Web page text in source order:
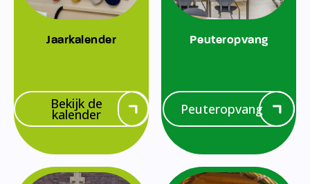
Jaarkalender
Bekijk de
kalender
Peuteropvang
Peuteropvang